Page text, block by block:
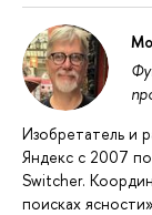
Изобретатель и
Яндекс с 2007
Switcher.
поисках